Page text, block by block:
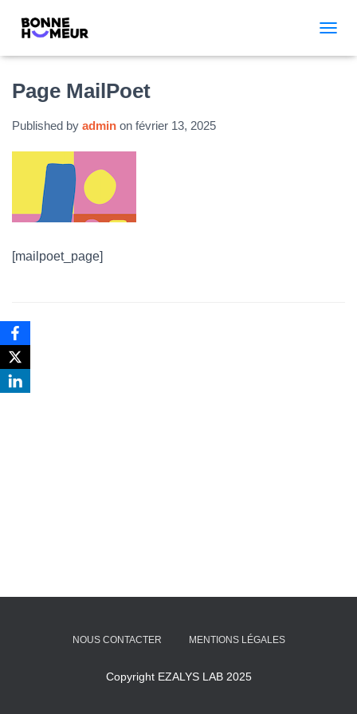
Page MailPoet
Published by admin on février 13, 2025
[mailpoet_page]
NOUS CONTACTER MENTIONS LÉGALES
Copyright EZALYS LAB 2025